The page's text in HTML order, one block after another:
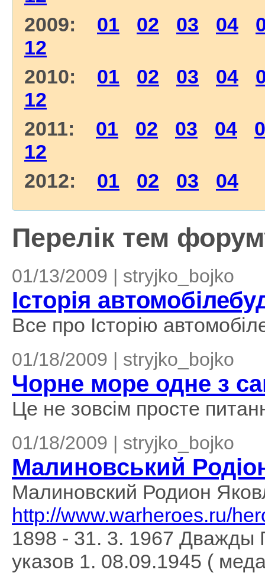
2009: 01 02 03 04
12
2010: 01 02 03 04
12
2011: 01 02 03 04
12
2012: 01 02 03 04
Перелік тем
01/13/2009 | stryjko_bojko
Історія
Все про Історію
01/18/2009 | stryjko_bojko
Чорне море одне з
Це не зовсім просте
01/18/2009 | stryjko_bojko
Малиновський
Малиновский Родион
http://www.warheroes.ru/
1898 - 31. 3. 1967 Дважды
указов 1. 08.09.1945 (